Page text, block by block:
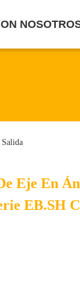
Eje En
EB.SH